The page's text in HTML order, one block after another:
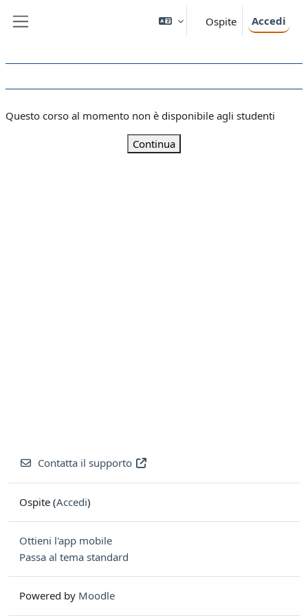
Ospite Accedi
Questo corso al momento non è disponibile agli studenti
Continua
Contatta il supporto
Ospite (Accedi)
Ottieni l'app mobile
Passa al tema standard
Powered by Moodle